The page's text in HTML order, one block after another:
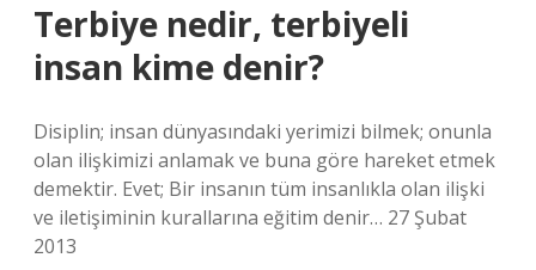
Terbiye nedir, terbiyeli
insan kime denir?
Disiplin; insan dünyasındaki yerimizi bilmek; onunla
olan ilişkimizi anlamak ve buna göre hareket etmek
demektir. Evet; Bir insanın tüm insanlıkla olan ilişki
ve iletişiminin kurallarına eğitim denir… 27 Şubat
2013